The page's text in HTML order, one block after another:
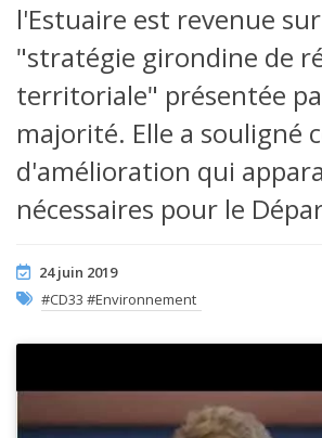
l'Estuaire est revenue
"stratégie girondine de
territoriale" présentée
majorité. Elle a souligné
d'amélioration qui
nécessaires pour le
24 juin 2019
#CD33 #Environnement